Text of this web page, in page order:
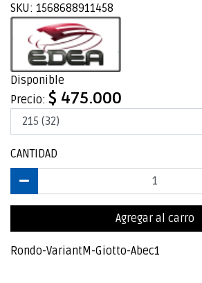
SKU: 1568688911458
Disponible
Precio: $ 475.000
CANTIDAD
Agregar al carro
Rondo-VariantM-Giotto-Abec1